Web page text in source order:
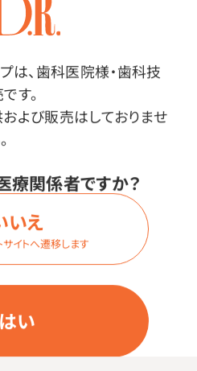
は、歯科医院様・歯科技
す。
よび販売はしておりませ
療関係者ですか？
はい
いえ
イトへ遷移します
－016
号：35-4964
：○
－014